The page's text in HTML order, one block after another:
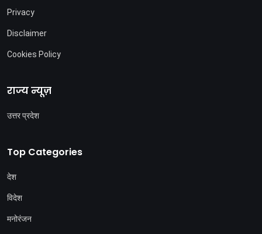
Privacy
Disclaimer
Cookies Policy
राज्य न्यूज़
उत्तर प्रदेश
Top Categories
देश
विदेश
मनोरंजन